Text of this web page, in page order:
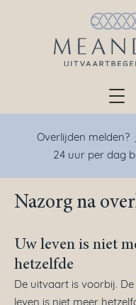
Overlijden melden?
24 uur per dag
Nazorg na
Uw leven is niet
hetzelfde
De uitvaart is voorbij.
leven is niet meer